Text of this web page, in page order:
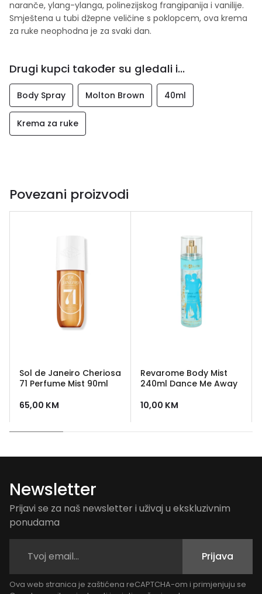
naranče, ylang-ylanga, polinezijskog frangipanija i vanilije.
Smještena u tubi džepne veličine s poklopcem, ova krema
za ruke neophodna je za svaki dan.
Drugi kupci također su gledali i...
Body Spray Molton Brown 40ml
Krema za ruke
Povezani proizvodi
Sol de Janeiro Cheriosa
71 Perfume Mist 90ml
65,00 KM
Revarome Body Mist
240ml Dance Me Away
10,00 KM
Newsletter
Prijavi se za naš newsletter i uživaj u ekskluzivnim
ponudama
Prijava
Ova web stranica je zaštićena reCAPTCHA-om i primjenjuju se